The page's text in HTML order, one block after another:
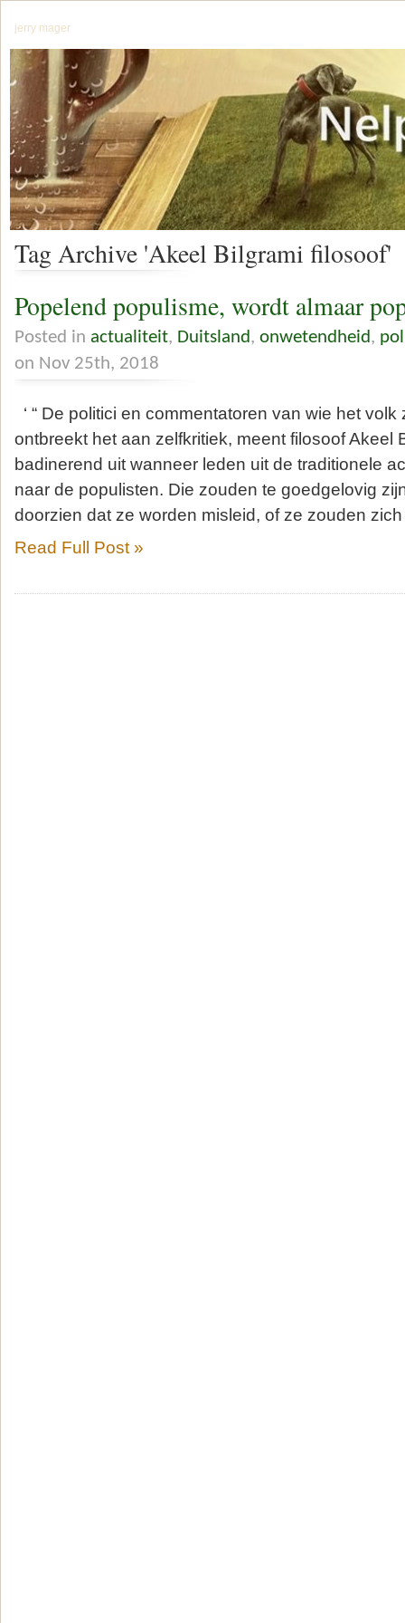
jerry mager
Tag Archive 'Akeel Bilgrami filosoof'
Popelend populisme, wordt almaar
Posted in actualiteit, Duitsland, onwetendheid,
on Nov 25th, 2018
‘ “ De politici en commentatoren van wie het
ontbreekt het aan zelfkritiek, meent filosoof Akeel
badinerend uit wanneer leden uit de traditionele
naar de populisten. Die zouden te goedgelovig
doorzien dat ze worden misleid, of ze zouden
Read Full Post »